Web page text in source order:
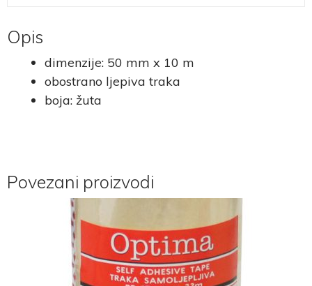
Opis
dimenzije: 50 mm x 10 m
obostrano ljepiva traka
boja: žuta
Povezani proizvodi